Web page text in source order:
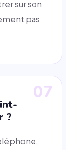
sur son
pas
07
?